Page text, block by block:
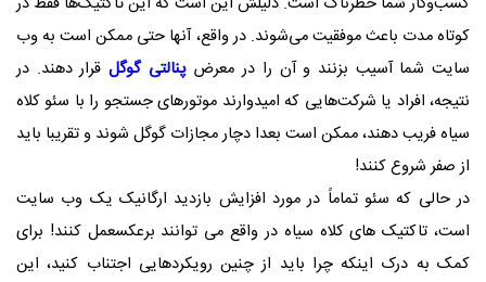
کوتاه مدت باعث موفقیت می‌شوند. در واقع، آنها حتی ممکن است به وب
سایت شما آسیب بزنند و آن را در معرضپنالتی گوگلقرار دهند. در
نتیجه، افراد یا شرکت‌هایی که امیدوارند موتورهای جستجو را با سئو کلاه
سیاه فریب دهند، ممکن است بعدا دچار مجازات گوگل شوند و تقریبا باید
از صفر شروع کنند!
در حالی که سئو تماماً در مورد افزایش بازدید ارگانیک یک وب سایت
است، تاکتیک های کلاه سیاه در واقع می توانند برعکسعمل کنند! برای
کمک به درک اینکه چرا باید از چنین رویکردهایی اجتناب کنید، این